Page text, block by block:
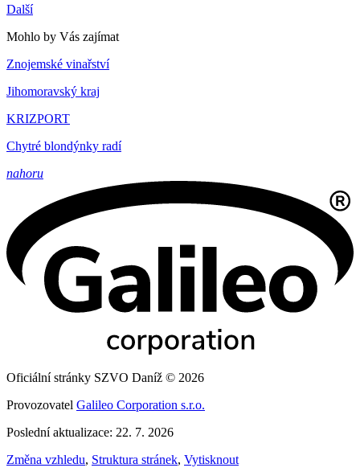
Další
Mohlo by Vás zajímat
Znojemské vinařství
Jihomoravský kraj
KRIZPORT
Chytré blondýnky radí
nahoru
Oficiální stránky SZVO Daníž © 2026
Provozovatel Galileo Corporation s.r.o.
Poslední aktualizace: 22. 7. 2026
Změna vzhledu, Struktura stránek, Vytisknout